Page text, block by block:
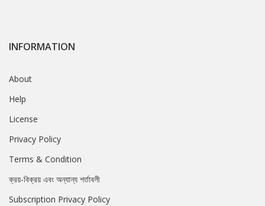
INFORMATION
About
Help
License
Privacy Policy
Terms & Condition
ক্রয়-বিক্রয় এবং অন্যান্য শর্তাবলী
Subscription Privacy Policy